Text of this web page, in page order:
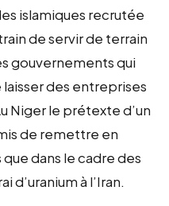
islamiques recrutée
de servir de terrain
gouvernements qui
des entreprises
Niger le prétexte d’un
de remettre en
dans le cadre des
à l’Iran.